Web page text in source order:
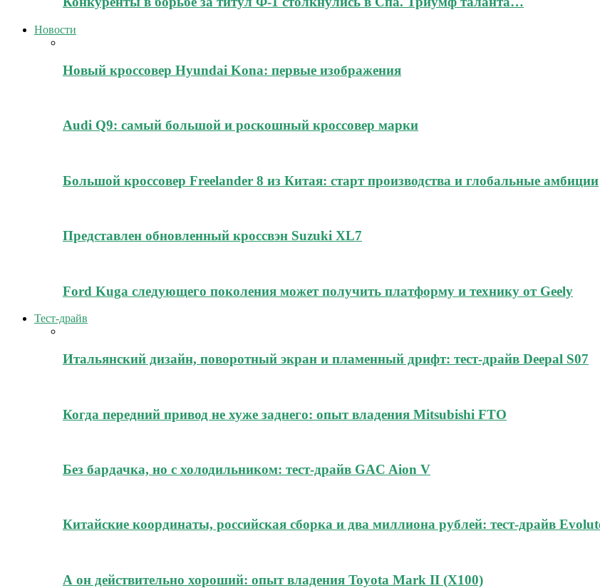
Новости
Новый кроссовер Hyundai Kona: первые изображения
Audi Q9: самый большой и роскошный кроссовер марки
Большой кроссовер Freelander 8 из Китая: старт производства и глобальные амбиции
Представлен обновленный кроссвэн Suzuki XL7
Ford Kuga следующего поколения может получить платформу и технику от Geely
Тест-драйв
Итальянский дизайн, поворотный экран и пламенный дрифт: тест-драйв Deepal S07
Когда передний привод не хуже заднего: опыт владения Mitsubishi FTO
Без бардачка, но с холодильником: тест-драйв GAC Aion V
Китайские координаты, российская сборка и два миллиона рублей: тест-драйв
А он действительно хороший: опыт владения Toyota Mark II (Х100)